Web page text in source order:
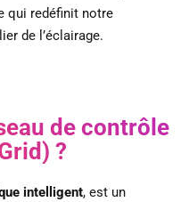
qui redéfinit notre
de l’éclairage.
de contrôle
?
intelligent, est un